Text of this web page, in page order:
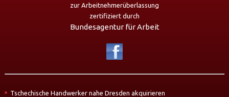
zur Arbeitnehmerüberlassung
zertifiziert durch
Bundesagentur für Arbeit
Tschechische Handwerker nahe Dresden akquirieren